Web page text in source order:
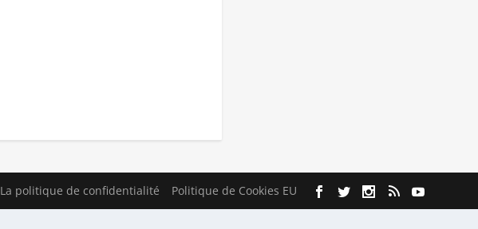
La politique de confidentialité Politique de Cookies EU